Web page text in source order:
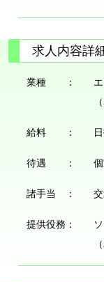
求人内容詳
業種 ：
給料 ：
待遇 ：
諸手当 ：
提供役務：